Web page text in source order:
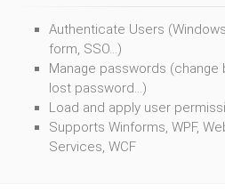
Authenticate Users
form, SSO…)
Manage passwords (change
lost password…)
Load and apply user
Supports Winforms, WPF,
Services, WCF